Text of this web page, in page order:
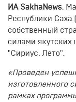
ИА SakhaNews.
Республики Саха
собственный
силами якутских
"Сириус. Лето".
«Проведен
изготовленного
рамках